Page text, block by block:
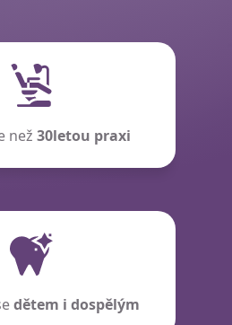
než 30letou praxi
dětem i dospělým